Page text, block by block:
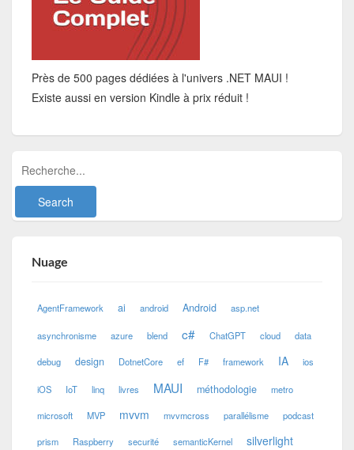
Près de 500 pages dédiées à l'univers .NET MAUI !
Existe aussi en version Kindle à prix réduit !
Nuage
AgentFramework ai android Android asp.net
asynchronisme azure blend c# ChatGPT cloud data
debug design DotnetCore ef F# framework IA ios
iOS IoT linq livres MAUI méthodologie metro
microsoft MVP mvvm mvvmcross parallélisme podcast
prism Raspberry securité semanticKernel silverlight